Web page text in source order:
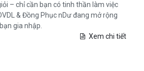
– chỉ cần bạn có tinh thần làm việc
& Đồng Phục nDư đang mở rộng
gia nhập.
Xem chi tiết